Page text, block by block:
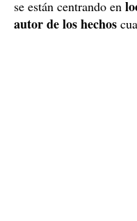
se están centrando en
autor de los hechos